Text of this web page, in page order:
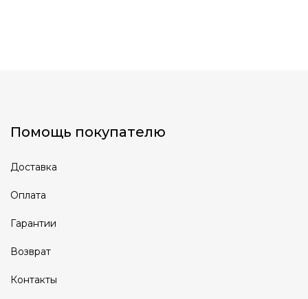
Помощь покупателю
Доставка
Оплата
Гарантии
Возврат
Контакты